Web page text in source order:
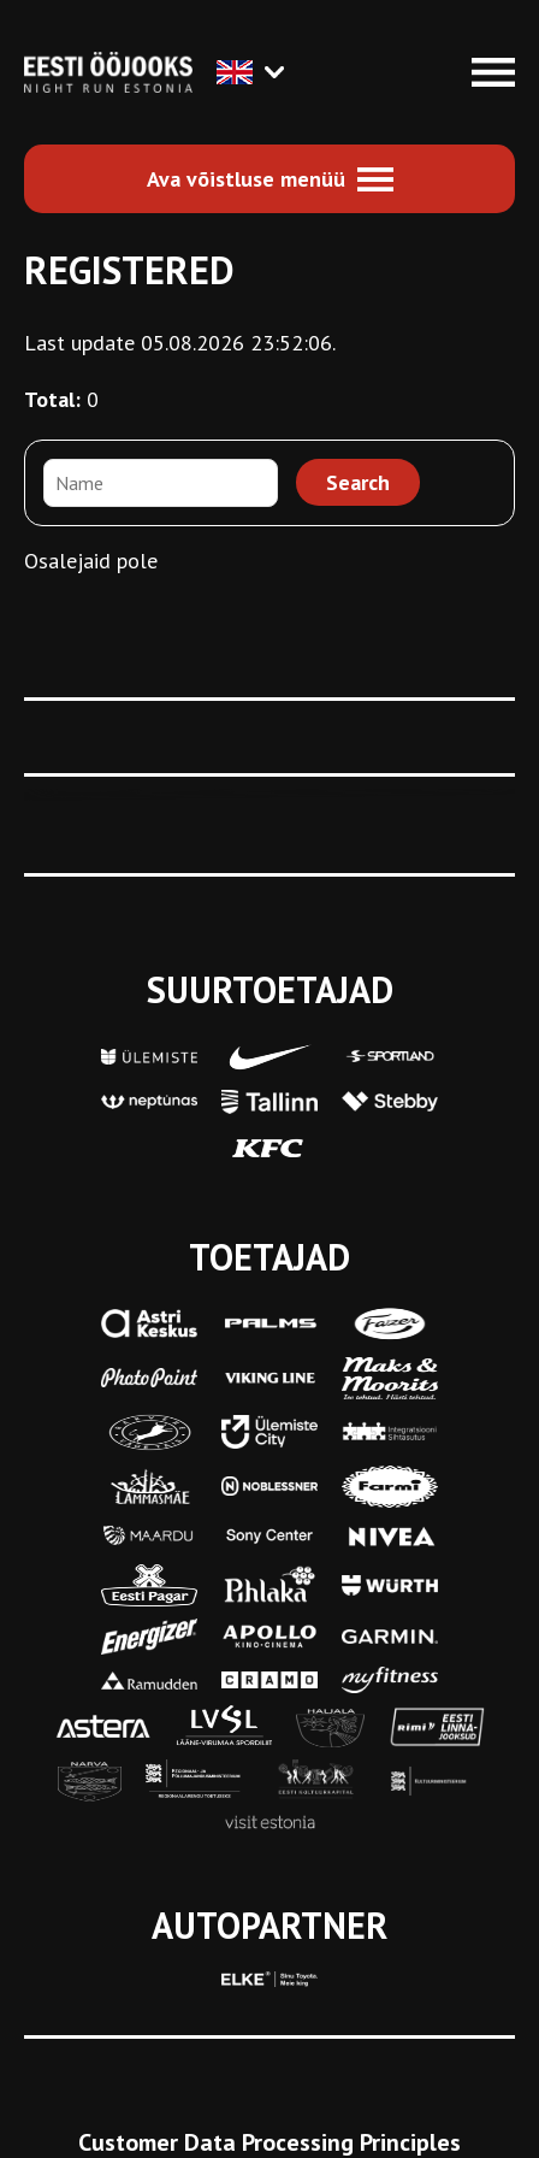
Ava võistluse menüü
REGISTERED
Last update 05.08.2026 23:52:06.
Total: 0
Osalejaid pole
SUURTOETAJAD
TOETAJAD
AUTOPARTNER
Customer Data Processing Principles